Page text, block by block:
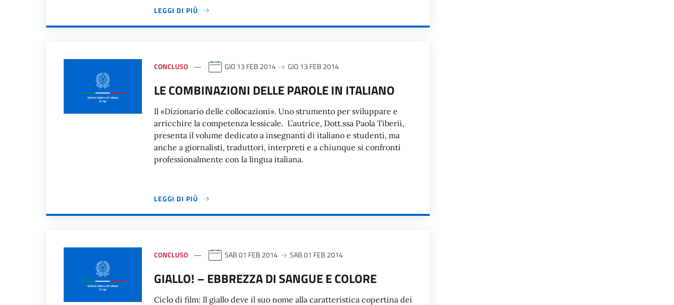
LEGGI DI PIÙ
CONCLUSO GIO 13 FEB 2014 GIO 13 FEB 2014
LE COMBINAZIONI DELLE PAROLE IN ITALIANO
Il «Dizionario delle collocazioni». Uno strumento per sviluppare e
arricchire la competenza lessicale. L’autrice, Dott.ssa Paola Tiberii,
presenta il volume dedicato a insegnanti di italiano e studenti, ma
anche a giornalisti, traduttori, interpreti e a chiunque si confronti
professionalmente con la lingua italiana.
LEGGI DI PIÙ
CONCLUSO SAB 01 FEB 2014 SAB 01 FEB 2014
GIALLO! – EBBREZZA DI SANGUE E COLORE
Ciclo di film: Il giallo deve il suo nome alla caratteristica copertina dei